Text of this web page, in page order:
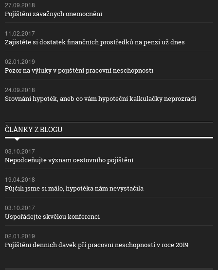
27.09.2018
Pojištění závažných onemocnění
11.02.2017
Zajistěte si dostatek finančních prostředků na penzi už dnes
02.01.2019
Pozor na výluky v pojištění pracovní neschopnosti
24.09.2018
Srovnání hypoték, aneb co vám hypoteční kalkulačky neprozradí
ČLÁNKY Z BLOGU
03.10.2017
Nepodceňujte význam cestovního pojištění
19.04.2018
Půjčili jsme si málo, hypotéka nám nevystačila
03.10.2017
Uspořádejte skvělou konferenci
02.01.2019
Pojištění denních dávek při pracovní neschopnosti v roce 2019